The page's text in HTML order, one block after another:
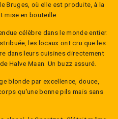
Bruges, où elle est produite, à la
mise en bouteille.
célèbre dans le monde entier.
les locaux ont cru que les
dans leurs cuisines directement
Halve Maan. Un buzz assuré.
blonde par excellence, douce,
qu'une bonne pils mais sans